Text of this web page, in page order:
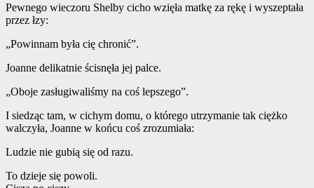
Pewnego wieczoru Shelby cicho wzięła matkę za rękę i wyszeptała
przez łzy:
„Powinnam była cię chronić”.
Joanne delikatnie ścisnęła jej palce.
„Oboje zasługiwaliśmy na coś lepszego”.
I siedząc tam, w cichym domu, o którego utrzymanie tak ciężko
walczyła, Joanne w końcu coś zrozumiała:
Ludzie nie gubią się od razu.
To dzieje się powoli.